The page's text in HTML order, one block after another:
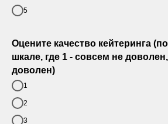
5
Оцените качество кейтеринга
шкале, где 1 - совсем не
доволен)
1
2
3